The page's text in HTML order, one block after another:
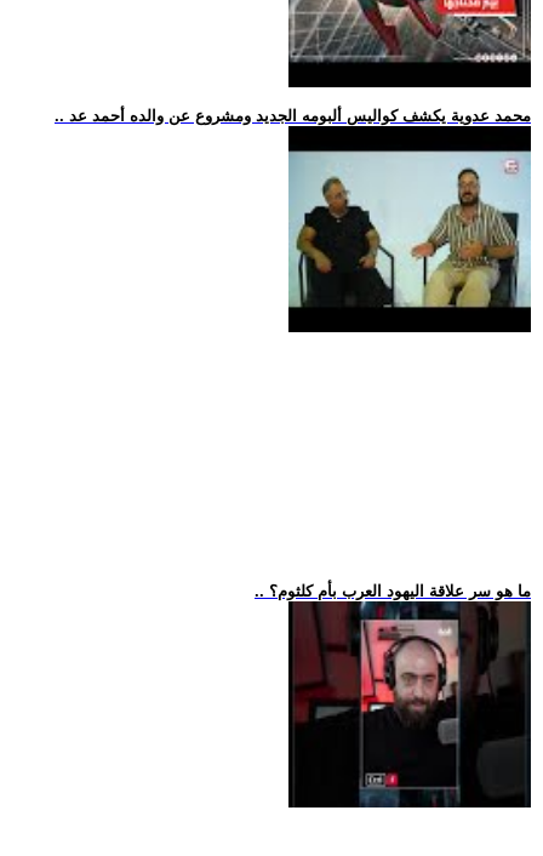
.. محمد عدوية يكشف كواليس ألبومه الجديد ومشروع عن والده أحمد عد
.. ما هو سر علاقة اليهود العرب بأم كلثوم؟